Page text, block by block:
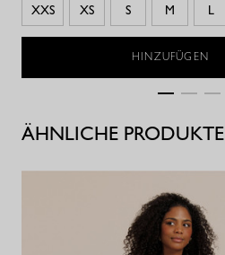
XXS XS S M L
HINZUFÜGEN
ÄHNLICHE PRODUKTE